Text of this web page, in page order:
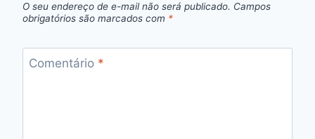
O seu endereço de e-mail não será publicado. Campos
obrigatórios são marcados com *
Comentário *